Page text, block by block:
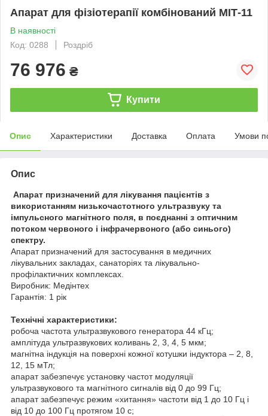
Апарат для фізіотерапії комбінований МІТ-11
В наявності
Код: 0288
Роздріб
76 976 ₴
Купити
Опис Характеристики Доставка Оплата Умови
Опис
Апарат призначений для лікування пацієнтів з
використанням низькочастотного ультразвуку та
імпульсного магнітного поля, в поєднанні з оптичним
потоком червоного і інфрачервоного (або синього)
спектру.
Апарат призначений для застосування в медичних
лікувальних закладах, санаторіях та лікувально-
профілактичних комплексах.
Виробник: Медінтех
Гарантія: 1 рік
Технічні характеристики:
робоча частота ультразвукового генератора 44 кГц;
амплітуда ультразвукових коливань 2, 3, 4, 5 мкм;
магнітна індукція на поверхні кожної котушки індуктора – 2, 8,
12, 15 мТл;
апарат забезпечує установку частот модуляції
ультразвукового та магнітного сигналів від 0 до 99 Гц;
апарат забезпечує режим «хитання» частоти від 1 до 10 Гц і
від 10 до 100 Гц протягом 10 с;